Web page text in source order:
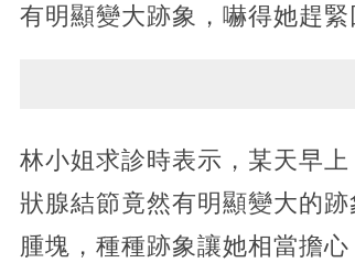
有明顯變大跡象，嚇得她趕
林小姐求診時表示，某天早
狀腺結節竟然有明顯變大的
腫塊，種種跡象讓她相當擔